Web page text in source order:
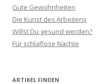
Gute Gewohnheiten
Die Kunst des Arbeitens
Willst Du gesund werden?
Für schlaflose Nächte
ARTIKEL FINDEN